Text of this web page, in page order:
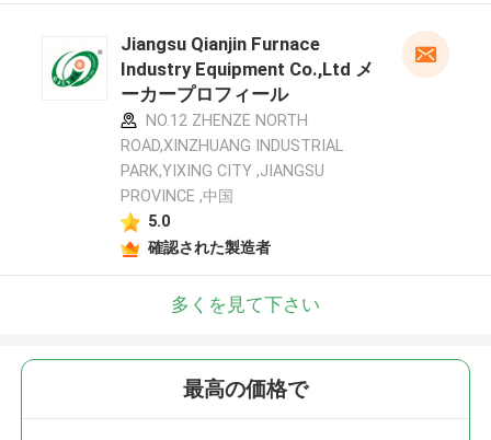
Jiangsu Qianjin Furnace
Industry Equipment Co.,Ltd メ
ーカープロフィール
NO.12 ZHENZE NORTH
ROAD,XINZHUANG INDUSTRIAL
PARK,YIXING CITY ,JIANGSU
PROVINCE ,中国
5.0
確認された製造者
多くを見て下さい
最高の価格で